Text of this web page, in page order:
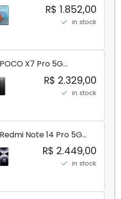
(Mobile Mint Tello
duplo de carro
R$ 1.852,00
in stock
X7 Pro 5G
R$ 2.329,00
in stock
Note 14 Pro 5G
12GB RAM 512GB ROM
R$ 2.449,00
in stock